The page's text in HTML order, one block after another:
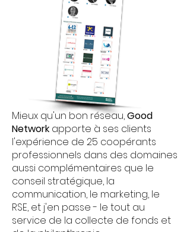
Mieux qu'un bon réseau,Good
Network apporte à ses clients
l'expérience de 25 coopérants
professionnels dans des domaines
aussi complémentaires que le
conseil stratégique, la
communication, le marketing, le
RSE, et j'en passe - le tout au
service de la collecte de fonds et